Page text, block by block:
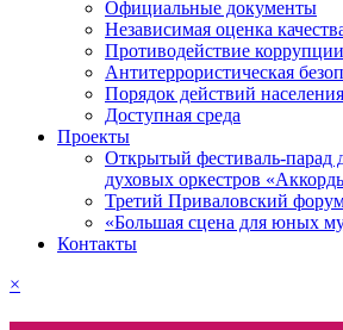
Официальные документы
Независимая оценка
Противодействие коррупции
Антитеррористическая
Порядок действий
Доступная среда
Проекты
Открытый фестиваль-парад
духовых оркестров
Третий Приваловский
«Большая сцена для юных
Контакты
×